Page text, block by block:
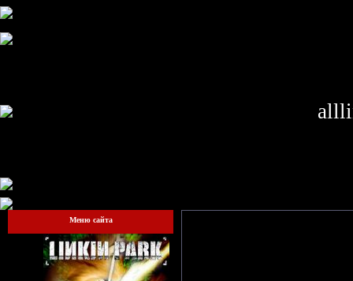
Меню сайта